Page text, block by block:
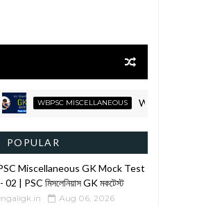
WBPSC MISCELLANEOUS WBPSC Miscellaneous
POPULAR
Miscellaneous GK Mock Test
| PSC মিসলেনিয়াস GK মকটেস্ট
Aug 06, 2026